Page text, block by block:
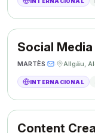
Social
MARTÈS· · Allgäu,
INTERNACIONAL